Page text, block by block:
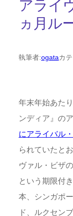
アライ
ヵ月ル
執筆者:ogataカ
年末年始あた
ンディア』の
にアライバル
られていたと
ヴァル・ビザ
という期限付
本、シンガポ
ド、ルクセン